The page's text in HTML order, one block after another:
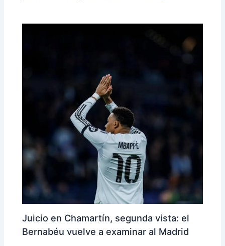
Juicio en Chamartín, segunda vista: el
Bernabéu vuelve a examinar al Madrid